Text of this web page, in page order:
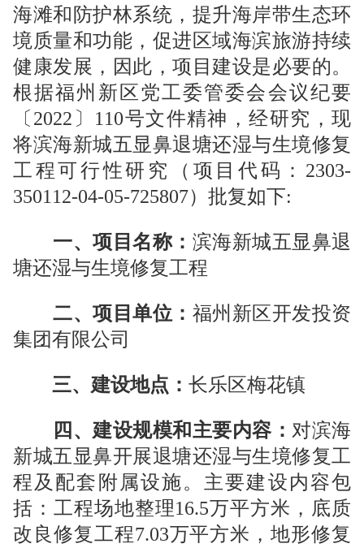
海滩和防护林系统，提升海岸带生态环
境质量和功能，促进区域海滨旅游持续
健康发展，因此， 项目建设是必要的。
根据福州新区党工委管委会会议纪要
〔 2022 〕 110号文件精神，经研究，现
将滨海新城五显鼻退塘还湿与生境修复
工程可行性研究
（项目代码： 2303-
350112-04-05-725807） 批复如下:
一、项目名称： 滨海新城五显鼻退
塘还湿与生境修复工程
二、项目单位： 福州新区开发投资
集团有限公司
三、建设地点： 长乐区梅花镇
四、建设规模和主要内容： 对滨海
新城五显鼻开展退塘还湿与生境修复工
程及配套附属设施。 主要建设内容包
括：工程场地整理16.5万平方米，底质
改良修复工程7.03万平方米，地形修复